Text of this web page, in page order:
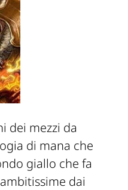
dei mezzi da
di mana che
giallo che fa
dai